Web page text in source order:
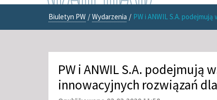
Biuletyn PW / Wydarzenia / PW i ANWIL S.A.
PW i ANWIL S.A. podejmują
innowacyjnych rozwiązań